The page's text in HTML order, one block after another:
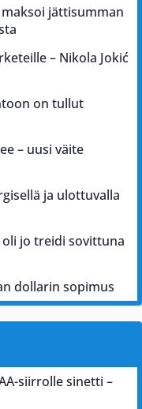
jättisumman
– Nikola Jokić
on tullut
– uusi väite
ja ulottuvalla
oli jo treidi sovittuna
dollarin sopimus
siirrolle sinetti –